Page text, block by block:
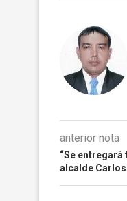
anterior nota
“Se
alcalde